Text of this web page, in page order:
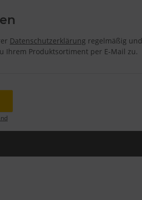
Datenschutzerklärung regelmäßig und
Produktsortiment per E-Mail zu.